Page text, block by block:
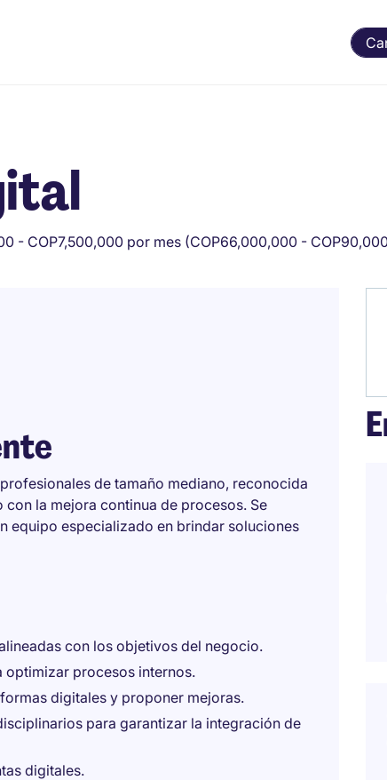
- COP7,500,000 por mes (COP66,000,000 -
de tamaño mediano, reconocida
la mejora continua de procesos. Se
equipo especializado en brindar soluciones
con los objetivos del negocio.
optimizar procesos internos.
digitales y proponer mejoras.
para garantizar la integración de
digitales.